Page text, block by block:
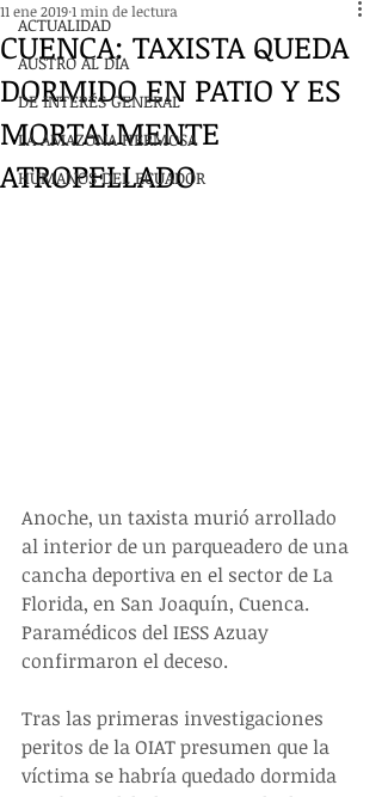
ACTUALIDAD
AUSTRO AL DÍA
DE INTERÉS GENERAL
LA AMAZONA HERMOSA
HUMANOS DEL ECUADOR
CUENCA: TAXISTA QUEDA
DORMIDO EN PATIO Y ES
MORTALMENTE
ATROPELLADO
11 ene 20191 min de lectura
Anoche, un taxista murió arrollado
al interior de un parqueadero de una
cancha deportiva en el sector de La
Florida, en San Joaquín, Cuenca.
Paramédicos del IESS Azuay
confirmaron el deceso.
Tras las primeras investigaciones
peritos de la OIAT presumen que la
víctima se habría quedado dormida